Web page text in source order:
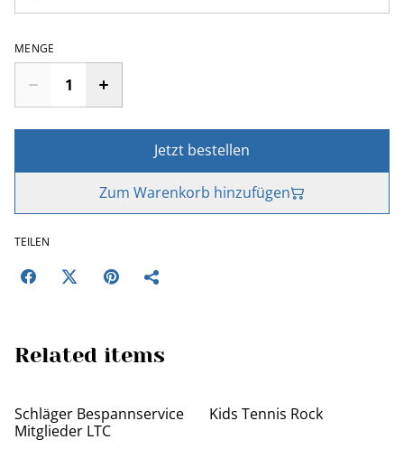
MENGE
Jetzt bestellen
Zum Warenkorb hinzufügen
TEILEN
Related items
Schläger Bespannservice
Mitglieder LTC
Kids Tennis Rock